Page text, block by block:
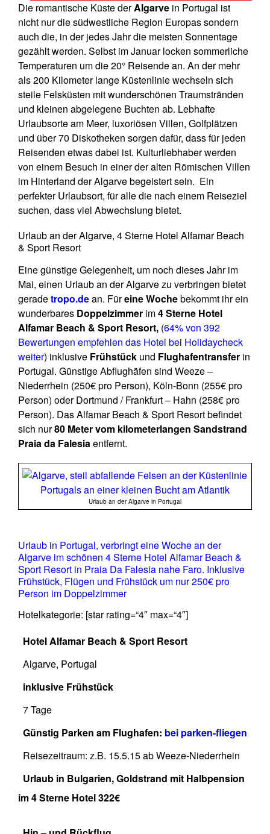
Die romantische Küste derAlgarve in Portugal ist
nicht nur die südwestliche Region Europas sondern
auch die, in der jedes Jahr die meisten Sonnentage
gezählt werden. Selbst im Januar locken sommerliche
Temperaturen um die 20° Reisende an. An der mehr
als 200 Kilometer lange Küstenlinie wechseln sich
steile Felsküsten mit wunderschönen Traumstränden
und kleinen abgelegene Buchten ab. Lebhafte
Urlaubsorte am Meer, luxoriösen Villen, Golfplätzen
und über 70 Diskotheken sorgen dafür, dass für jeden
Reisenden etwas dabei ist. Kulturliebhaber werden
von einem Besuch in einer der alten Römischen Villen
im Hinterland der Algarve begeistert sein. Ein
perfekter Urlaubsort, für alle die nach einem Reiseziel
suchen, dass viel Abwechslung bietet.
Urlaub an der Algarve, 4 Sterne Hotel Alfamar Beach
& Sport Resort
Eine günstige Gelegenheit, um noch dieses Jahr im
Mai, einen Urlaub an der Algarve zu verbringen bietet
geradetropo.dean. Füreine Wochebekommt ihr ein
wunderbares Doppelzimmer im4 Sterne Hotel
Alfamar Beach & Sport Resort, (64% von 392
Bewertungen empfehlen das Hotel bei Holidaycheck
weiter) inklusive Frühstück und Flughafentransfer in
Portugal. Günstige Abflughäfen sind Weeze –
Niederrhein (250€ pro Person), Köln-Bonn (255€ pro
Person) oder Dortmund / Frankfurt – Hahn (258€ pro
Person). Das Alfamar Beach & Sport Resort befindet
sich nur80 Meter vom kilometerlangen Sandstrand
Praia da Falesiaentfernt.
Urlaub an der Algarve in Portugal
Urlaub in Portugal, verbringt eine Woche an der
Algarve im schönen 4 Sterne Hotel Alfamar Beach &
Sport Resort in Praia Da Falesia nahe Faro. Inklusive
Frühstück, Flügen und Frühstück um nur 250€ pro
Person im Doppelzimmer
Hotelkategorie: [star rating=“4″ max=“4″]
Hotel Alfamar Beach & Sport Resort
Algarve, Portugal
inklusive Frühstück
7 Tage
Günstig Parken am Flughafen: bei parken-fliegen
Reisezeitraum: z.B. 15.5.15 ab Weeze-Niederrhein
Urlaub in Bulgarien, Goldstrand mit Halbpension
im 4 Sterne Hotel 322€